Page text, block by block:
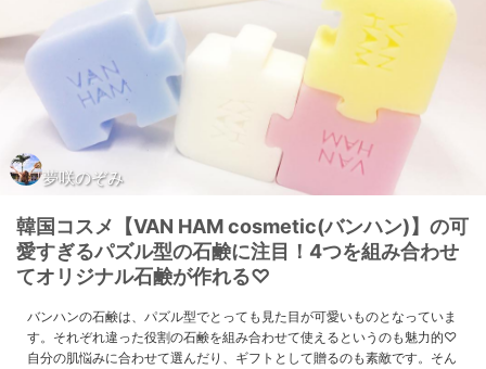
夢咲のぞみ
韓国コスメ【VAN HAM cosmetic(バンハン)】の可
愛すぎるパズル型の石鹸に注目！4つを組み合わせ
てオリジナル石鹸が作れる♡
バンハンの石鹸は、パズル型でとっても見た目が可愛いものとなっていま
す。それぞれ違った役割の石鹸を組み合わせて使えるというのも魅力的♡
自分の肌悩みに合わせて選んだり、ギフトとして贈るのも素敵です。そん